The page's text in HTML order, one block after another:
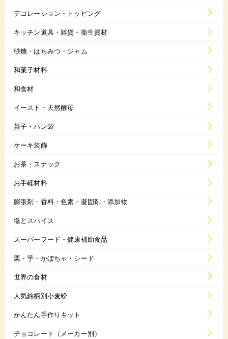
デコレーション・トッピング
キッチン道具・雑貨・衛生資材
砂糖・はちみつ・ジャム
和菓子材料
和食材
イースト・天然酵母
菓子・パン袋
ケーキ装飾
お茶・スナック
お手軽材料
膨張剤・香料・色素・凝固剤・添加物
塩とスパイス
スーパーフード・健康補助食品
栗・芋・かぼちゃ・シード
世界の食材
人気銘柄別小麦粉
かんたん手作りキット
チョコレート（メーカー別）